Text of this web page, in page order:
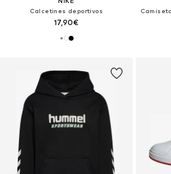
Calcetines deportivos
17,90€